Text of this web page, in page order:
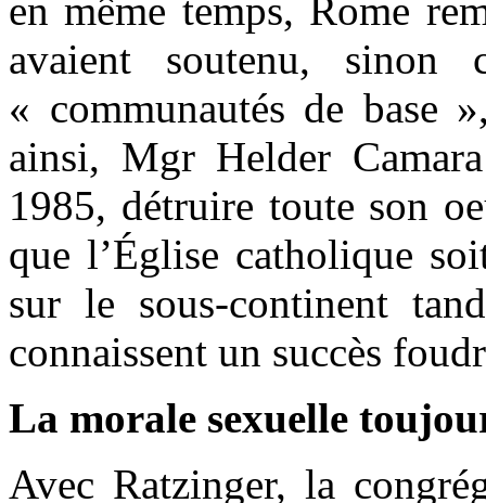
en même temps, Rome
avaient soutenu, sinon
« communautés de base
ainsi, Mgr Helder
1985, détruire toute son
que l’Église catholique
sur le sous-continent
connaissent un succès
La morale sexuelle
Avec Ratzinger, la